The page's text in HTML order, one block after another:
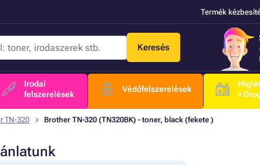
Termék
Keresés
Irodai
felszerelések
Védőfelszerelések
+
TN-320 Brother TN-320 (TN320BK) - toner, black (fekete )